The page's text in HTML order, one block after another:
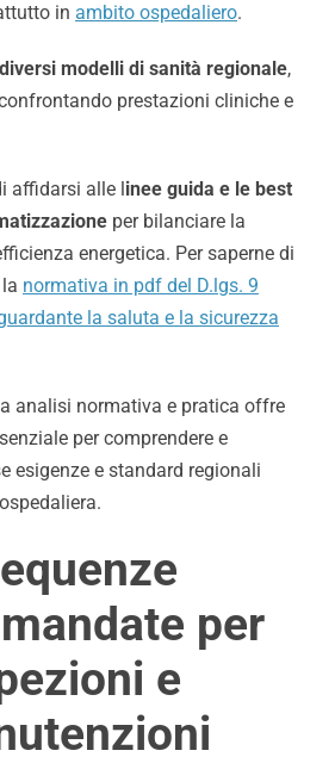
in ambito ospedaliero.
modelli di sanità regionale,
prestazioni cliniche e
affidarsi alle l inee guida e le best
per bilanciare la
energetica. Per saperne di
normativa in pdf del D.lgs. 9
la saluta e la sicurezza
analisi normativa e pratica offre
per comprendere e
esigenze e standard regionali
per
e